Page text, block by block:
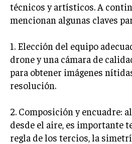
técnicos y artísticos. A
mencionan algunas claves
1. Elección del equipo
drone y una cámara de
para obtener imágenes
resolución.
2. Composición y encuadre:
desde el aire, es importante
regla de los tercios, la